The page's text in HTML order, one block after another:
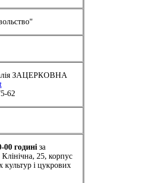
ЗАЦЕРКОВНА
62
годині за
25, корпус
культур і цукрових